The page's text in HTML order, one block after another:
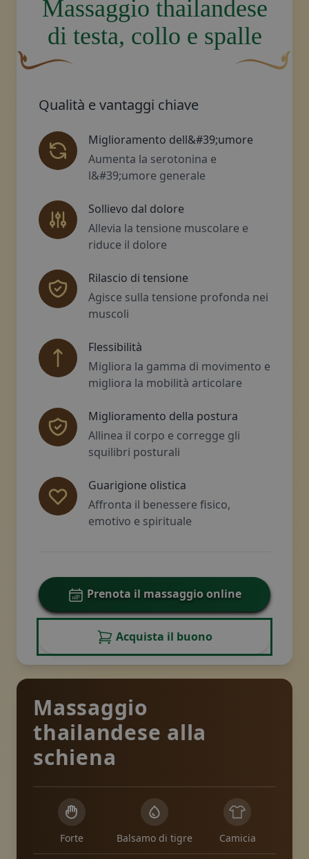
Massaggio thailandese
di testa, collo e spalle
Qualità e vantaggi chiave
Miglioramento dell&#39;umore
Aumenta la serotonina e
l&#39;umore generale
Sollievo dal dolore
Allevia la tensione muscolare e
riduce il dolore
Rilascio di tensione
Agisce sulla tensione profonda nei
muscoli
Flessibilità
Migliora la gamma di movimento e
migliora la mobilità articolare
Miglioramento della postura
Allinea il corpo e corregge gli
squilibri posturali
Guarigione olistica
Affronta il benessere fisico,
emotivo e spirituale
Prenota il massaggio online
Acquista il buono
Massaggio
thailandese alla
schiena
Forte Balsamo di tigre Camicia